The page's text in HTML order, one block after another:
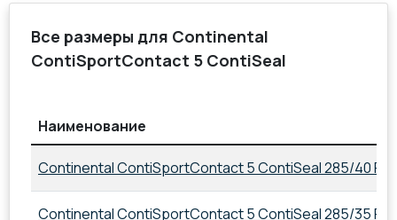
Все размеры для Continental
ContiSportContact 5 ContiSeal
Наименование
Continental ContiSportContact 5 ContiSeal 285/40 R22
Continental ContiSportContact 5 ContiSeal 285/35 R21